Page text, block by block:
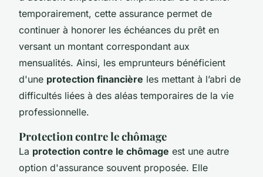
temporairement, cette assurance permet de
continuer à honorer les échéances du prêt en
versant un montant correspondant aux
mensualités. Ainsi, les emprunteurs bénéficient
d'une protection financière les mettant à l’abri de
difficultés liées à des aléas temporaires de la vie
professionnelle.
Protection contre le chômage
La protection contre le chômage est une autre
option d'assurance souvent proposée. Elle